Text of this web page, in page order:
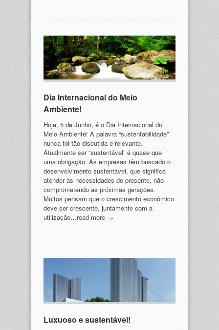
Dia Internacional do Meio
Ambiente!
Hoje, 5 de Junho, é o Dia Internacional do
Meio Ambiente! A palavra “sustentabilidade”
nunca foi tão discutida e relevante.
Atualmente ser “sustentável” é quase que
uma obrigação. As empresas têm buscado o
desenvolvimento sustentável, que significa
atender às necessidades do presente, não
comprometendo as próximas gerações.
Muitos pensam que o crescimento econômico
deve ser crescente, juntamente com a
utilização…read more →
Luxuoso e sustentável!